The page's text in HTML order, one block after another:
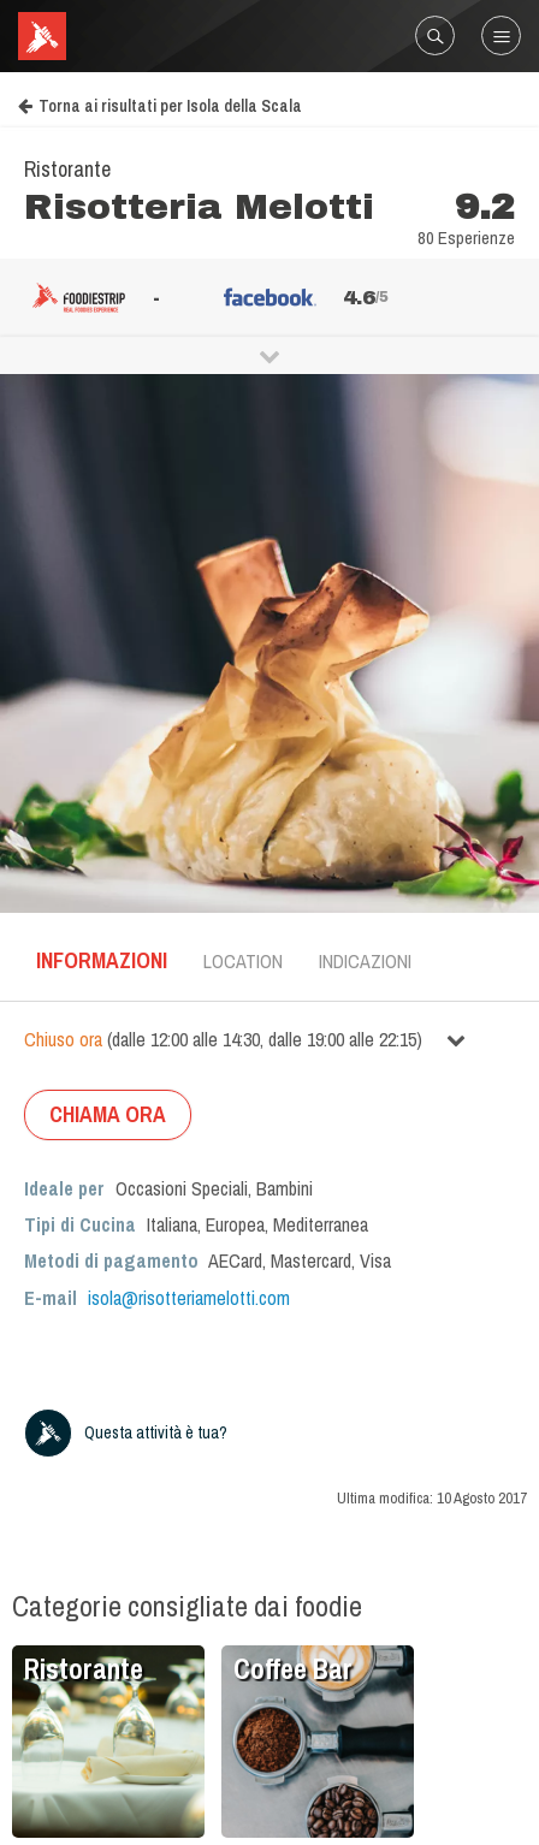
Torna ai risultati per Isola della Scala
Ristorante
Risotteria Melotti 9.2
80 Esperienze
- 4.6/5
INFORMAZIONI LOCATION INDICAZIONI
Chiuso ora(dalle 12:00alle 14:30, dalle 19:00alle 22:15)
CHIAMA ORA
Ideale per Occasioni Speciali, Bambini
Tipi di Cucina Italiana, Europea, Mediterranea
Metodi di pagamento AECard, Mastercard, Visa
E-mail isola@risotteriamelotti.com
Questa attività è tua?
Ultima modifica: 10 Agosto 2017
Categorie consigliate dai foodie
Ristorante Coffee Bar